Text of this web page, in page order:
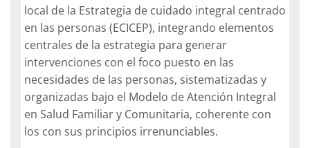
local de la Estrategia de cuidado integral centrado
en las personas (ECICEP), integrando elementos
centrales de la estrategia para generar
intervenciones con el foco puesto en las
necesidades de las personas, sistematizadas y
organizadas bajo el Modelo de Atención Integral
en Salud Familiar y Comunitaria, coherente con
los con sus principios irrenunciables.